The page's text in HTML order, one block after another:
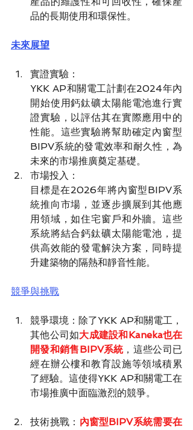
品的長期使用和環保性。
未來展望
實證實驗：
YKK AP和關電工計劃在2024年內
開始使用鈣鈦礦太陽能電池進行實
證實驗，以評估其在實際應用中的
性能。這些實驗將幫助確定內窗型
BIPV系統的發電效率和耐久性，為
未來的市場推廣奠定基礎。
市場投入：
目標是在2026年將內窗型BIPV系
統推向市場，並逐步擴展到其他應
用領域，如住宅窗戶和外牆。這些
系統將結合鈣鈦礦太陽能電池，提
供高效能的發電解決方案，同時提
升建築物的隔熱和靜音性能。
競爭與挑戰
競爭環境：除了YKK AP和關電工，
其他公司如大成建設和Kaneka也在
開發和銷售BIPV系統，這些公司已
經在辦公樓和教育設施等領域積累
了經驗。這使得YKK AP和關電工在
市場推廣中面臨激烈的競爭。
技術挑戰： 內窗型BIPV系統需要在